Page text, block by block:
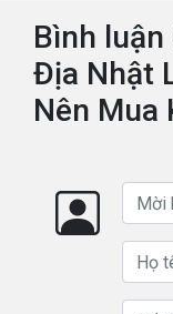
Bình luận
Địa Nhật
Nên Mua